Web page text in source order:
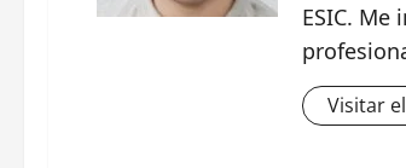
ESIC.
Visitar